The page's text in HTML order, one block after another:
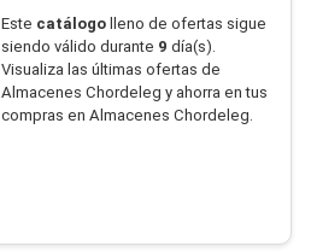
Este catálogo lleno de ofertas sigue
siendo válido durante 9 día(s).
Visualiza las últimas ofertas de
Almacenes Chordeleg y ahorra en tus
compras en Almacenes Chordeleg.